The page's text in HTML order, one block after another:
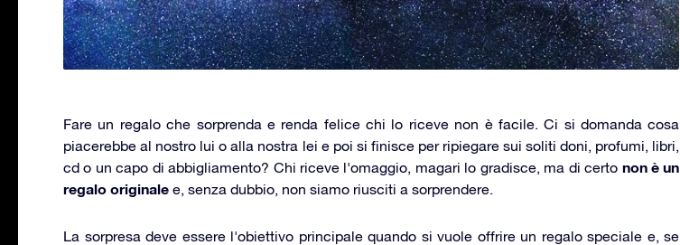
Fare un regalo che sorprenda e renda felice chi lo riceve non è facile. Ci si domanda cosa
piacerebbe al nostro lui o alla nostra lei e poi si finisce per ripiegare sui soliti doni, profumi, libri,
cd o un capo di abbigliamento? Chi riceve l'omaggio, magari lo gradisce, ma di certo non è un
regalo originale e, senza dubbio, non siamo riusciti a sorprendere.
La sorpresa deve essere l'obiettivo principale quando si vuole offrire un regalo speciale e, se